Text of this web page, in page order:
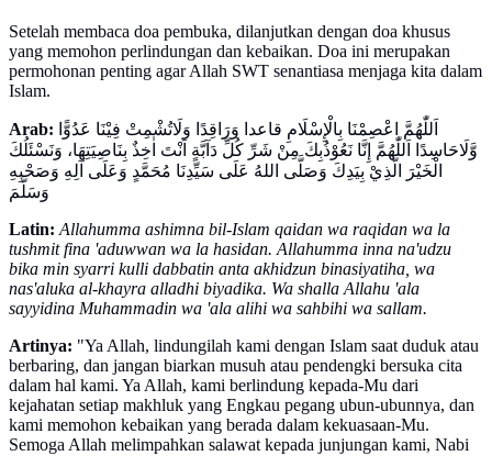
Setelah membaca doa pembuka, dilanjutkan dengan doa khusus
yang memohon perlindungan dan kebaikan. Doa ini merupakan
permohonan penting agar Allah SWT senantiasa menjaga kita dalam
Islam.
Arab:
وَّلَاحَاسِدًا اَللّٰهُمَّ إِنَّا نَعُوْذُبِكَ مِنْ شَرِّ كُلِّ دَآبَّةٍ اَنْتَ اٰخِذٌ بِنَاصِيَتِهَا، وَنَسْئَلُكَ
الْخَيْرَ الَّذِيْ بِيَدِكَ وَصَلَّى اللهُ عَلَى سَيِّدِنَا مُحَمَّدٍ وَعَلَى آلِهِ وَصَحْبِهِ
وَسَلَّمَ
Latin: Allahumma ashimna bil-Islam qaidan wa raqidan wa la
tushmit fina 'aduwwan wa la hasidan. Allahumma inna na'udzu
bika min syarri kulli dabbatin anta akhidzun binasiyatiha, wa
nas'aluka al-khayra alladhi biyadika. Wa shalla Allahu 'ala
sayyidina Muhammadin wa 'ala alihi wa sahbihi wa sallam.
Artinya: "Ya Allah, lindungilah kami dengan Islam saat duduk atau
berbaring, dan jangan biarkan musuh atau pendengki bersuka cita
dalam hal kami. Ya Allah, kami berlindung kepada-Mu dari
kejahatan setiap makhluk yang Engkau pegang ubun-ubunnya, dan
kami memohon kebaikan yang berada dalam kekuasaan-Mu.
Semoga Allah melimpahkan salawat kepada junjungan kami, Nabi